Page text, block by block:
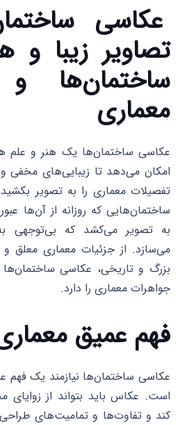
عکاسی
تصاویر زیبا و
ساختمان‌ها
معماری
عکاسی ساختمان‌ها یک هنر و علم
امکان می‌دهد تا زیبایی‌های مخفی
تفصیلات معماری را به تصویر
ساختمان‌هایی که روزانه از آن‌ها
به تصویر می‌کشد که بی‌توجهی
می‌سازد. از جزئیات معماری معلق و
بزرگ و تاریخی، عکاسی ساختمان‌ها
جواهرات معماری را دارد.
فهم عمیق
عکاسی ساختمان‌ها نیازمند یک فهم
است. عکاس باید بتواند از زوایای
کند و تفاوت‌ها و تمامیت‌های طراحی